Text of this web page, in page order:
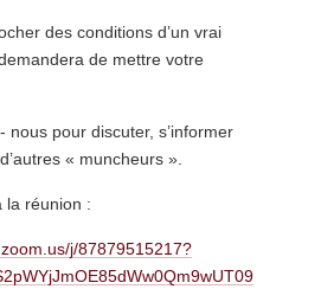
des conditions d’un vrai
de mettre votre
nous pour discuter, s’informer
« muncheurs ».
la réunion :
j/87879515217?